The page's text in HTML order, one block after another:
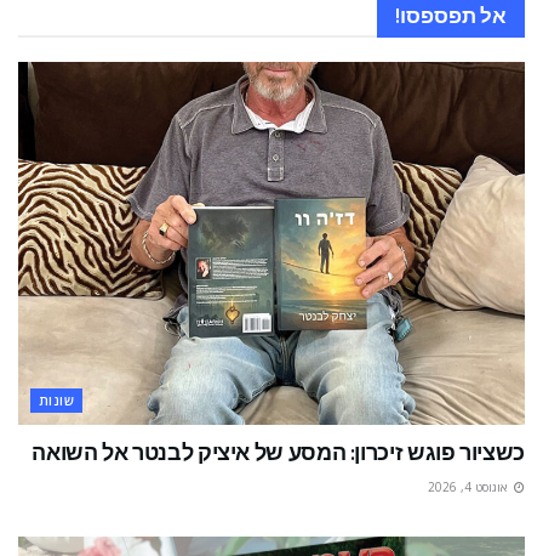
אל תפספסו!
שונות
כשציור פוגש זיכרון: המסע של איציק לבנטר אל השואה
אוגוסט 4, 2026